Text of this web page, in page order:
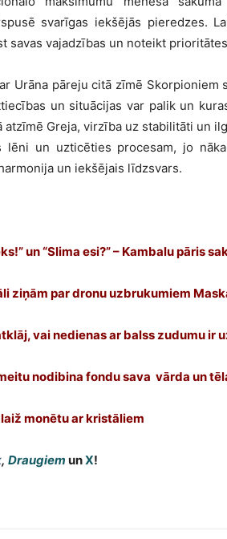
svarīgas iekšējās pieredzes.
savas vajadzības un noteikt
Urāna pāreju citā zīmē Skorpioniem
un situācijas var palik un
atzīmē Greja, virzība uz stabilitāti un
lēni un uzticēties procesam, jo
un iekšējais līdzsvars.
un “Slima esi?” – Kambalu pāris
ziņām par dronu uzbrukumiem
vai nedienas ar balss zudumu ir
nodibina fondu sava vārda un
monētu ar kristāliem
, Draugiem unX!